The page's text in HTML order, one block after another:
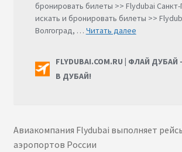
Авиакомпания Flydubai выполняет
аэропортов России